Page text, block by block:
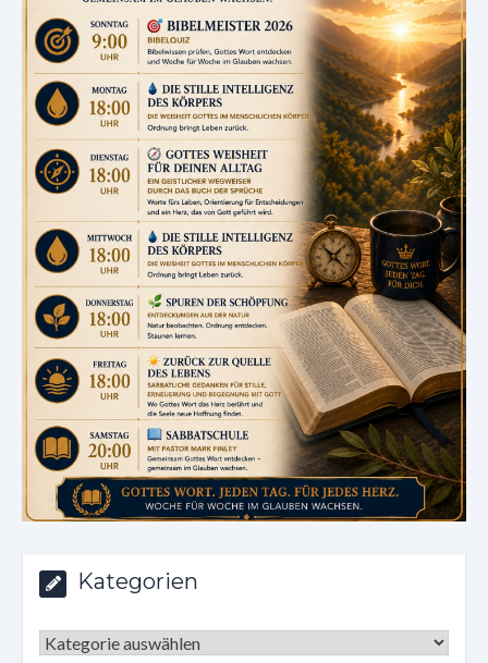
Kategorien
Kategorien